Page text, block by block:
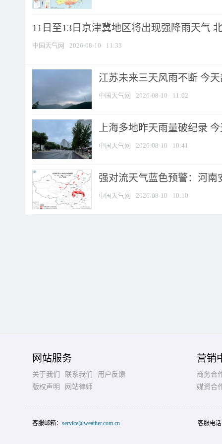
11日至13日京津冀地区将出现强降雨天气
中国天气网 2026-08-10 11:33
江苏未来三天风雨不断 今
中国天气网 2026-08-10 11:02
上海多地昨天雨量破纪录
中国天气网 2026-08-10 10:41
强对流天气蓝色预警：河南
中国天气网 2026-08-10 10:10
网站服务
关于我们 联系我们
用户反馈
版权声明
网站律师
营销
商务合
媒资合
客服邮箱： service@weather.com.cn 客服电